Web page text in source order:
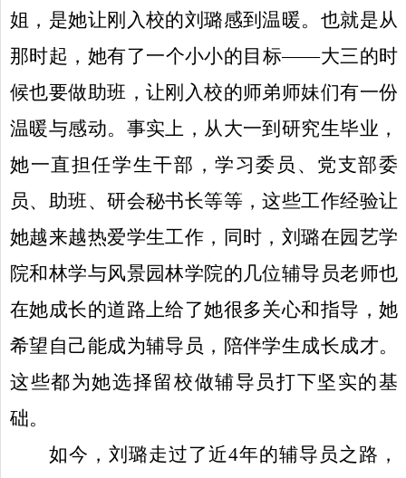
姐，是她让刚入校的刘璐感到温暖。也就是从
那时起，她有了一个小小的目标——大三的时
候也要做助班，让刚入校的师弟师妹们有一份
温暖与感动。事实上，从大一到研究生毕业，
她一直担任学生干部，学习委员、党支部委
员、助班、研会秘书长等等，这些工作经验让
她越来越热爱学生工作，同时，刘璐在园艺学
院和林学与风景园林学院的几位辅导员老师也
在她成长的道路上给了她很多关心和指导，她
希望自己能成为辅导员，陪伴学生成长成才。
这些都为她选择留校做辅导员打下坚实的基
础。
如今，刘璐走过了近4年的辅导员之路，